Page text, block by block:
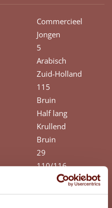
Commercieel
Jongen
5
Arabisch
Zuid-Holland
115
Bruin
Half lang
Krullend
Bruin
29
110/116